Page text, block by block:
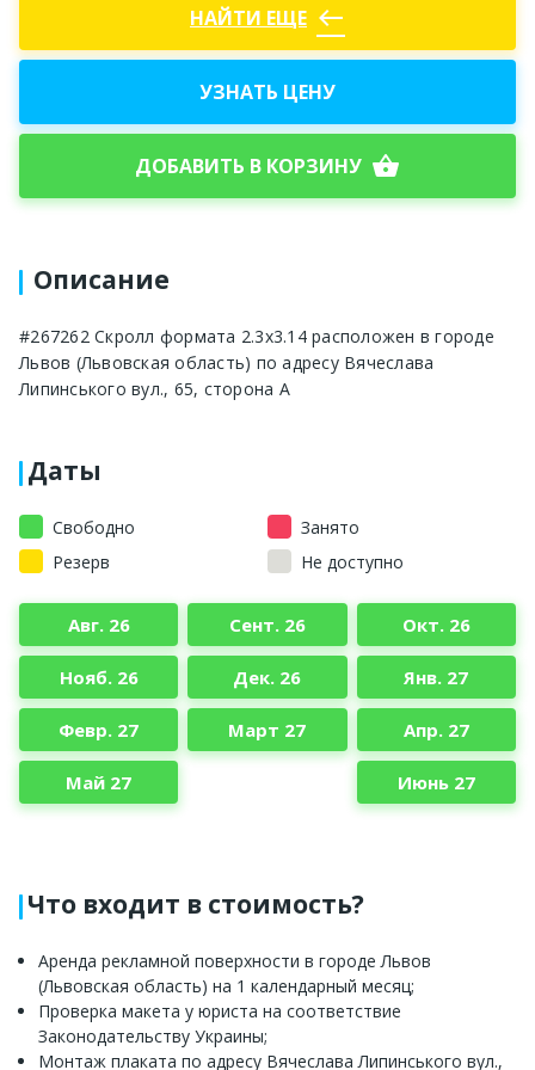
НАЙТИ ЕЩЕ west
УЗНАТЬ ЦЕНУ
ДОБАВИТЬ В КОРЗИНУ shopping_basket
Описание
#267262 Скролл формата 2.3x3.14 расположен в городе
Львов (Львовская область) по адресу Вячеслава
Липинського вул., 65, сторона A
Даты
Свободно
Занято
Резерв
Не доступно
Авг. 26 Сент. 26 Окт. 26
Нояб. 26 Дек. 26 Янв. 27
Февр. 27 Март 27 Апр. 27
Май 27 Июнь 27
Что входит в стоимость?
Аренда рекламной поверхности в городе Львов
(Львовская область) на 1 календарный месяц;
Проверка макета у юриста на соответствие
Законодательству Украины;
Монтаж плаката по адресу Вячеслава Липинського вул.,